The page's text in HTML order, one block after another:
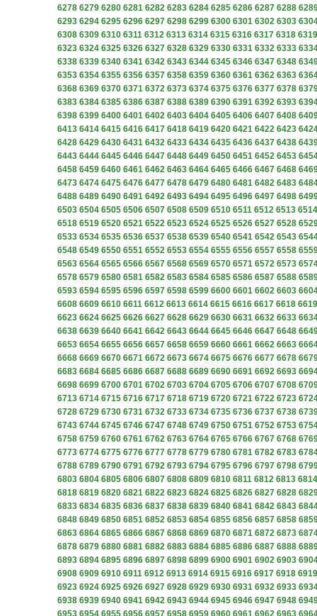
6278 6279 6280 6281 6282 6283 6284 6285 6286 6287 6288
6293 6294 6295 6296 6297 6298 6299 6300 6301 6302 6303
6308 6309 6310 6311 6312 6313 6314 6315 6316 6317 6318 6319
6323 6324 6325 6326 6327 6328 6329 6330 6331 6332 6333
6338 6339 6340 6341 6342 6343 6344 6345 6346 6347 6348
6353 6354 6355 6356 6357 6358 6359 6360 6361 6362 6363
6368 6369 6370 6371 6372 6373 6374 6375 6376 6377 6378
6383 6384 6385 6386 6387 6388 6389 6390 6391 6392 6393
6398 6399 6400 6401 6402 6403 6404 6405 6406 6407 6408
6413 6414 6415 6416 6417 6418 6419 6420 6421 6422 6423
6428 6429 6430 6431 6432 6433 6434 6435 6436 6437 6438
6443 6444 6445 6446 6447 6448 6449 6450 6451 6452 6453
6458 6459 6460 6461 6462 6463 6464 6465 6466 6467 6468
6473 6474 6475 6476 6477 6478 6479 6480 6481 6482 6483
6488 6489 6490 6491 6492 6493 6494 6495 6496 6497 6498
6503 6504 6505 6506 6507 6508 6509 6510 6511 6512 6513 6514
6518 6519 6520 6521 6522 6523 6524 6525 6526 6527 6528
6533 6534 6535 6536 6537 6538 6539 6540 6541 6542 6543
6548 6549 6550 6551 6552 6553 6554 6555 6556 6557 6558
6563 6564 6565 6566 6567 6568 6569 6570 6571 6572 6573
6578 6579 6580 6581 6582 6583 6584 6585 6586 6587 6588
6593 6594 6595 6596 6597 6598 6599 6600 6601 6602 6603
6608 6609 6610 6611 6612 6613 6614 6615 6616 6617 6618 6619
6623 6624 6625 6626 6627 6628 6629 6630 6631 6632 6633
6638 6639 6640 6641 6642 6643 6644 6645 6646 6647 6648
6653 6654 6655 6656 6657 6658 6659 6660 6661 6662 6663
6668 6669 6670 6671 6672 6673 6674 6675 6676 6677 6678
6683 6684 6685 6686 6687 6688 6689 6690 6691 6692 6693
6698 6699 6700 6701 6702 6703 6704 6705 6706 6707 6708
6713 6714 6715 6716 6717 6718 6719 6720 6721 6722 6723
6728 6729 6730 6731 6732 6733 6734 6735 6736 6737 6738
6743 6744 6745 6746 6747 6748 6749 6750 6751 6752 6753
6758 6759 6760 6761 6762 6763 6764 6765 6766 6767 6768
6773 6774 6775 6776 6777 6778 6779 6780 6781 6782 6783
6788 6789 6790 6791 6792 6793 6794 6795 6796 6797 6798
6803 6804 6805 6806 6807 6808 6809 6810 6811 6812 6813 6814
6818 6819 6820 6821 6822 6823 6824 6825 6826 6827 6828
6833 6834 6835 6836 6837 6838 6839 6840 6841 6842 6843
6848 6849 6850 6851 6852 6853 6854 6855 6856 6857 6858
6863 6864 6865 6866 6867 6868 6869 6870 6871 6872 6873
6878 6879 6880 6881 6882 6883 6884 6885 6886 6887 6888
6893 6894 6895 6896 6897 6898 6899 6900 6901 6902 6903
6908 6909 6910 6911 6912 6913 6914 6915 6916 6917 6918 6919
6923 6924 6925 6926 6927 6928 6929 6930 6931 6932 6933
6938 6939 6940 6941 6942 6943 6944 6945 6946 6947 6948
6953 6954 6955 6956 6957 6958 6959 6960 6961 6962 6963